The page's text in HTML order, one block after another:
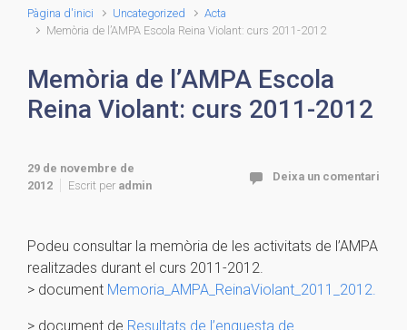
Pàgina d'inici Uncategorized
Acta
Memòria de l’AMPA Escola Reina Violant: curs 2011-2012
Memòria de l’AMPA Escola
Reina Violant: curs 2011-2012
29 de novembre de
2012
Escrit per admin
Deixa un comentari
Podeu consultar la memòria de les activitats de l’AMPA
realitzades durant el curs 2011-2012.
> document Memoria_AMPA_ReinaViolant_2011_2012.
> document de Resultats de l’enquesta de